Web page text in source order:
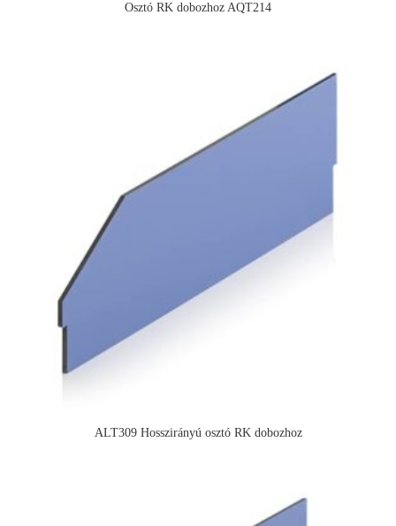
Osztó RK dobozhoz AQT214
ALT309 Hosszirányú osztó RK dobozhoz